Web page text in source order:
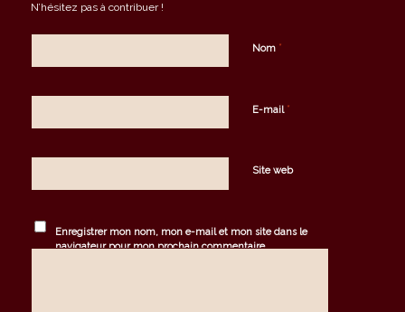
N’hésitez pas à contribuer !
Nom *
E-mail *
Site web
Enregistrer mon nom, mon e-mail et mon site dans le
navigateur pour mon prochain commentaire.